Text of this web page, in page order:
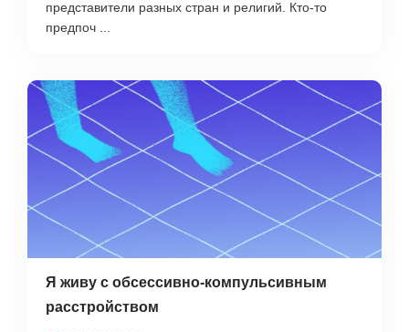
представители разных стран и религий. Кто-то
предпоч ...
Я живу с обсессивно-компульсивным
расстройством